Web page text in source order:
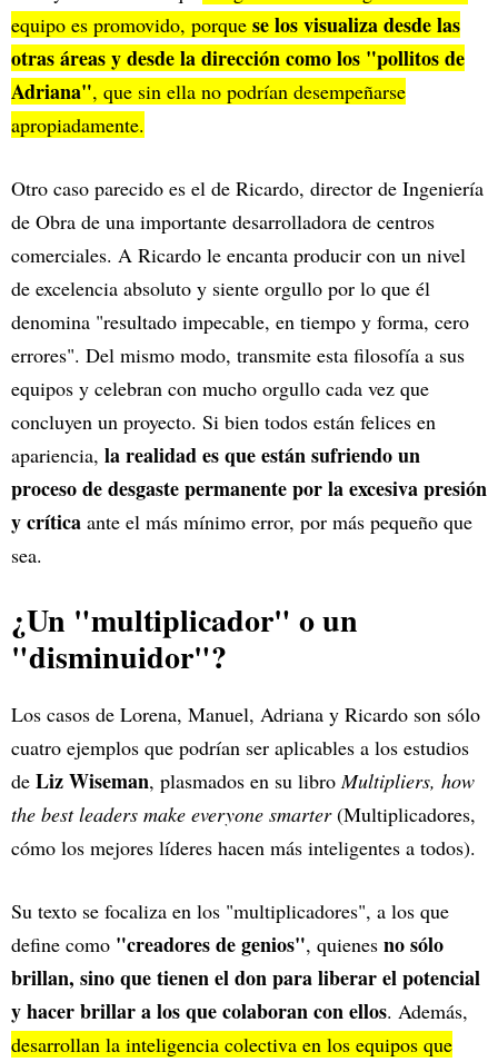
equipo es promovido, porque se los visualiza desde las
otras áreas y desde la dirección como los "pollitos de
Adriana", que sin ella no podrían desempeñarse
apropiadamente.
Otro caso parecido es el de Ricardo, director de Ingeniería
de Obra de una importante desarrolladora de centros
comerciales. A Ricardo le encanta producir con un nivel
de excelencia absoluto y siente orgullo por lo que él
denomina "resultado impecable, en tiempo y forma, cero
errores". Del mismo modo, transmite esta filosofía a sus
equipos y celebran con mucho orgullo cada vez que
concluyen un proyecto. Si bien todos están felices en
apariencia, la realidad es que están sufriendo un
proceso de desgaste permanente por la excesiva presión
y crítica ante el más mínimo error, por más pequeño que
sea.
¿Un "multiplicador" o un
"disminuidor"?
Los casos de Lorena, Manuel, Adriana y Ricardo son sólo
cuatro ejemplos que podrían ser aplicables a los estudios
de Liz Wiseman, plasmados en su libro Multipliers, how
the best leaders make everyone smarter(Multiplicadores,
cómo los mejores líderes hacen más inteligentes a todos).
Su texto se focaliza en los "multiplicadores", a los que
define como "creadores de genios", quienes no sólo
brillan, sino que tienen el don para liberar el potencial
y hacer brillar a los que colaboran con ellos. Además,
desarrollan la inteligencia colectiva en los equipos que